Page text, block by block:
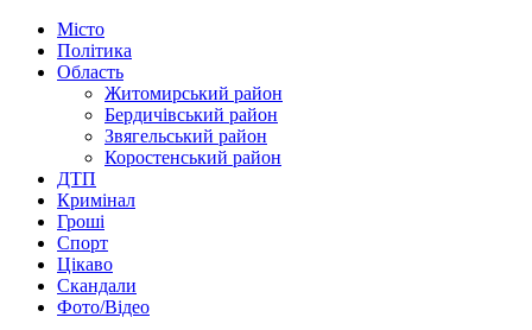
Місто
Політика
Область
Житомирський район
Бердичівський район
Звягельський район
Коростенський район
ДТП
Кримінал
Гроші
Спорт
Цікаво
Скандали
Фото/Відео